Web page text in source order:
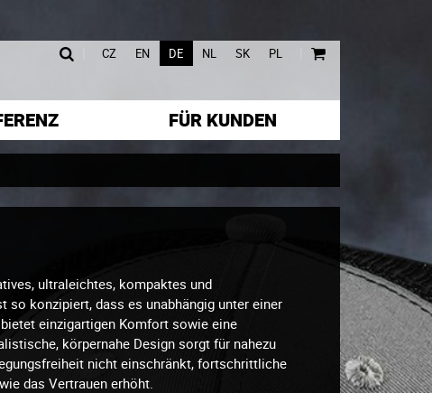
CZ EN DE NL SK PL
FÜR KUNDEN
ultraleichtes, kompaktes und
so konzipiert, dass es unabhängig unter einer
einzigartigen Komfort sowie eine
körpernahe Design sorgt für nahezu
nicht einschränkt, fortschrittliche
das Vertrauen erhöht.